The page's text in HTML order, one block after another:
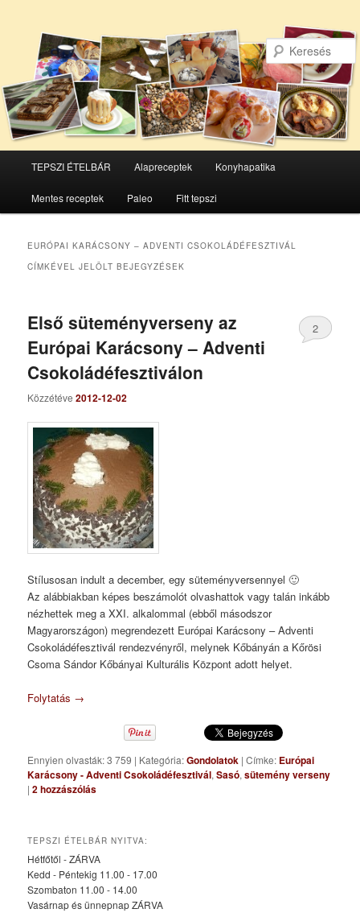
Tovább
az
elsődleges
tartalomra
Tovább
a
másodlagos
tartalomra
TEPSZI ÉTELBÁR Alapreceptek Konyhapatika
Mentes receptek Paleo Fitt tepszi
EURÓPAI KARÁCSONY – ADVENTI CSOKOLÁDÉFESZTIVÁL
CÍMKÉVEL JELÖLT BEJEGYZÉSEK
Első süteményverseny az
Európai Karácsony – Adventi
Csokoládéfesztiválon
Közzétéve2012-12-02
2
Stílusosan indult a december, egy süteményversennyel 🙂
Az alábbiakban képes beszámolót olvashattok vagy talán inkább
nézhettek meg a XXI. alkalommal (ebből másodszor
Magyarországon) megrendezett Európai Karácsony – Adventi
Csokoládéfesztivál rendezvényről, melynek Kőbányán a Kőrösi
Csoma Sándor Kőbányai Kulturális Központ adott helyet.
Folytatás →
Ennyien olvasták: 3 759 | Kategória:Gondolatok |Címke: Európai
Karácsony - Adventi Csokoládéfesztivál,Sasó,sütemény verseny
|2hozzászólás
TEPSZI ÉTELBÁR NYITVA:
Hétfőtől - ZÁRVA
Kedd - Péntekig 11.00 - 17.00
Szombaton 11.00 - 14.00
Vasárnap és ünnepnap ZÁRVA